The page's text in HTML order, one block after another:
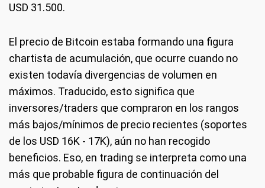
USD 31.500.
El precio de Bitcoin estaba formando una figura
chartista de acumulación, que ocurre cuando no
existen todavía divergencias de volumen en
máximos. Traducido, esto significa que
inversores/traders que compraron en los rangos
más bajos/mínimos de precio recientes (soportes
de los USD 16K - 17K), aún no han recogido
beneficios. Eso, en trading se interpreta como una
más que probable figura de continuación del